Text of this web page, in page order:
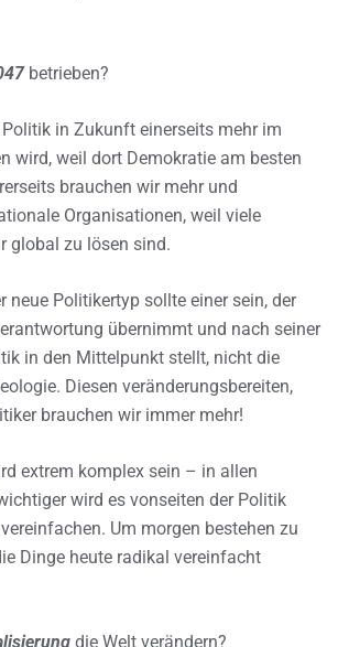
betrieben?
in Zukunft einerseits mehr im
wird, weil dort Demokratie am besten
brauchen wir mehr und
Organisationen, weil viele
global zu lösen sind.
neue Politikertyp sollte einer sein, der
übernimmt und nach seiner
in den Mittelpunkt stellt, nicht die
Diesen veränderungsbereiten,
brauchen wir immer mehr!
extrem komplex sein – in allen
wird es vonseiten der Politik
Um morgen bestehen zu
Dinge heute radikal vereinfacht
die Welt verändern?